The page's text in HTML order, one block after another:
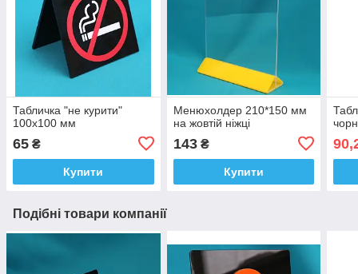
Табличка "не курити"
100х100 мм
65 ₴
Купити
Менюхолдер 210*150 мм
на жовтій ніжці
143₴
Купити
Подібні товари компанії